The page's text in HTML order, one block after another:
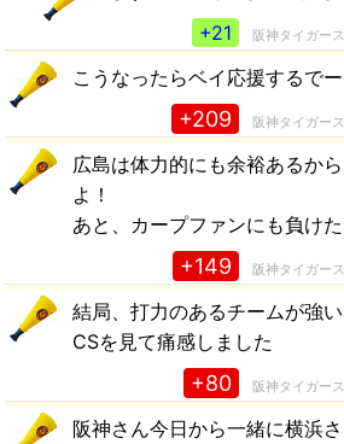
+21
阪神タイガー
こうなったらベイ応援するでー
+209 阪神タイガー
広島は体力的にも余裕あるか
よ！
あと、カープファンにも負け
+149 阪神タイガー
結局、打力のあるチームが強い
CSを見て痛感しました
+80 阪神タイガー
阪神さん今日から一緒に横浜